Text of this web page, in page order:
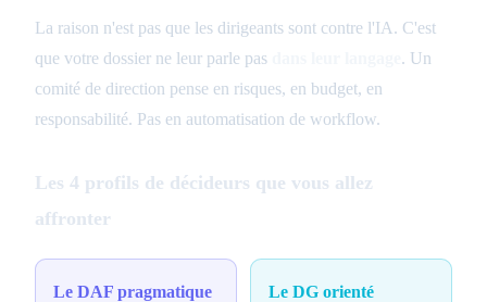
La raison n'est pas que les dirigeants sont contre l'IA. C'est
que votre dossier ne leur parle pas
. Un
comité de direction pense en risques, en budget, en
responsabilité. Pas en automatisation de workflow.
Les 4 profils de décideurs que vous allez
affronter
Le DAF pragmatique
Le DG orienté